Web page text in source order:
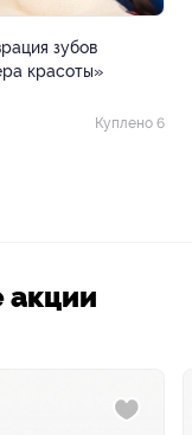
зубов
красоты»
Куплено 6